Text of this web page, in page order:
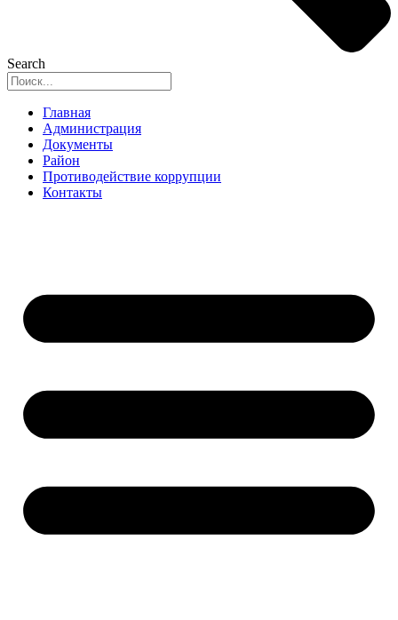
Search
Главная
Администрация
Документы
Район
Противодействие коррупции
Контакты